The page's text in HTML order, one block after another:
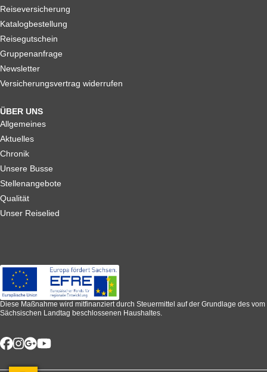
Reiseversicherung
Katalogbestellung
Reisegutschein
Gruppenanfrage
Newsletter
Versicherungsvertrag widerrufen
ÜBER UNS
Allgemeines
Aktuelles
Chronik
Unsere Busse
Stellenangebote
Qualität
Unser Reiselied
Diese Maßnahme wird mitfinanziert durch Steuermittel auf der Grundlage des vom
Sächsischen Landtag beschlossenen Haushaltes.